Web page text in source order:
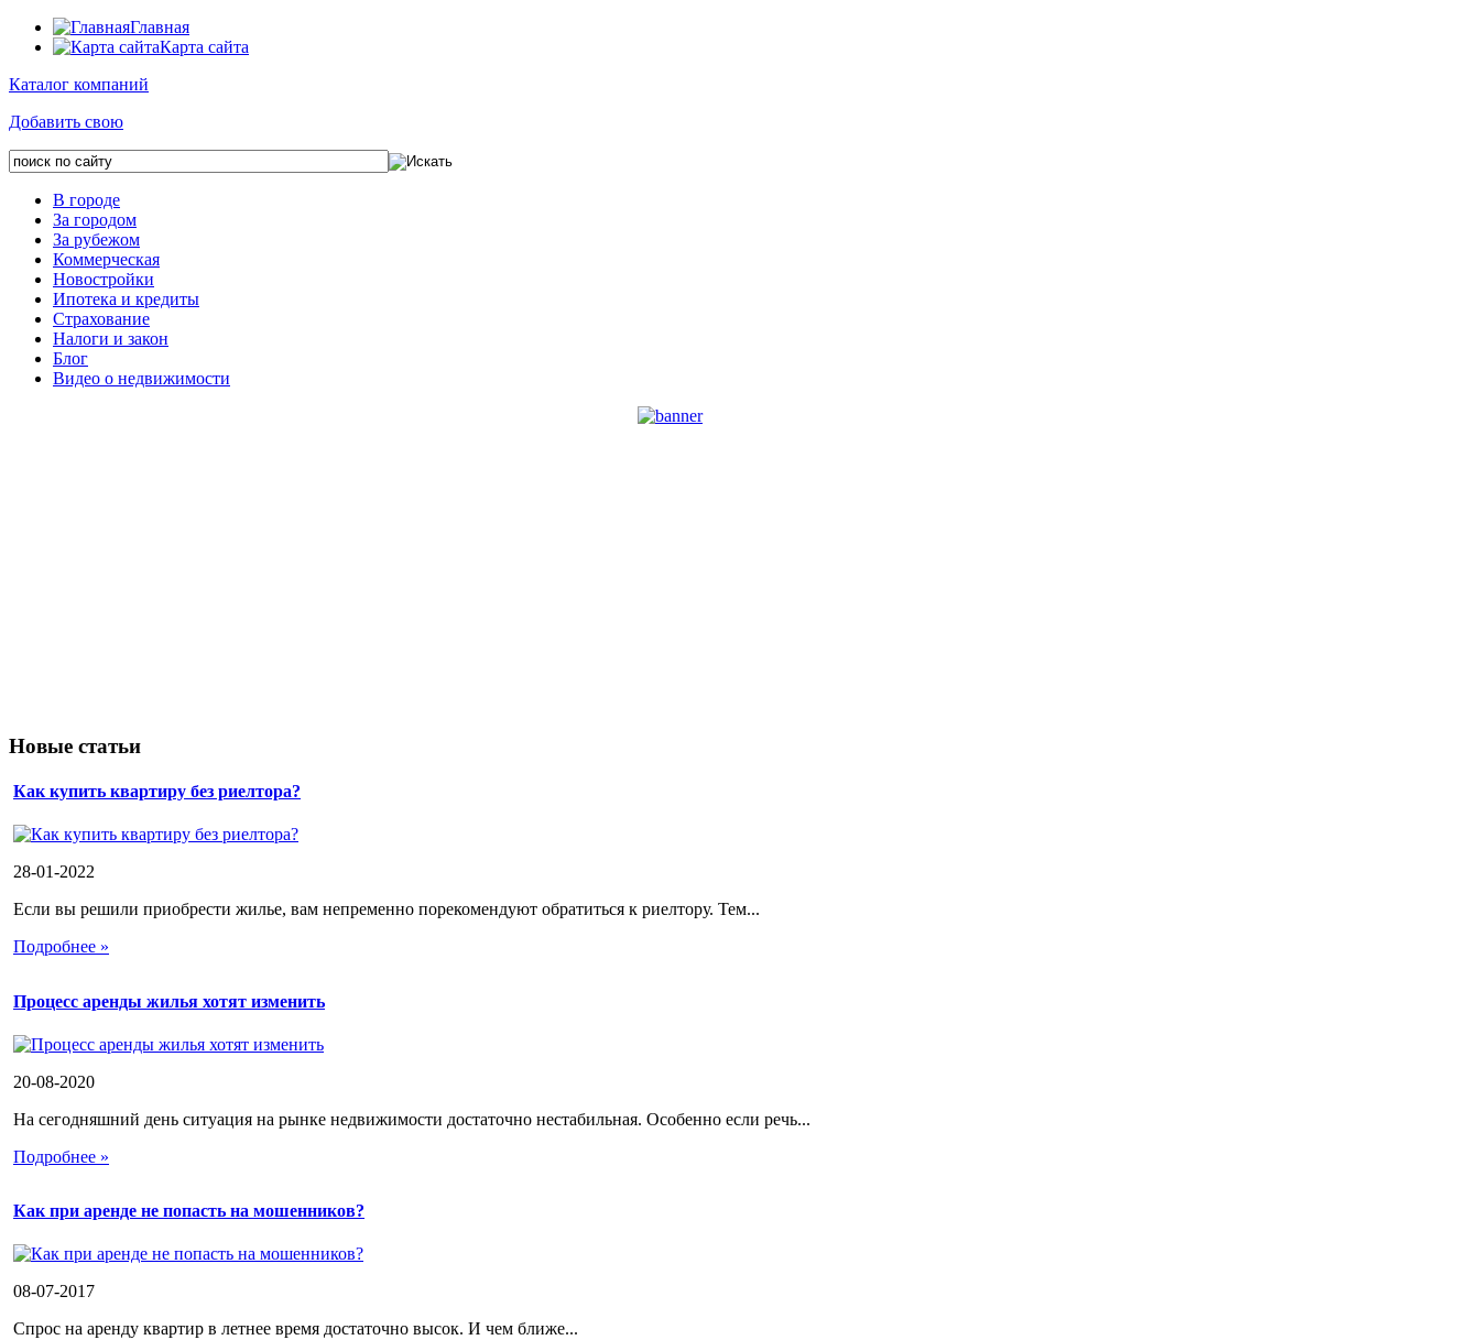
Главная
Карта сайта
Каталог компаний
Добавить свою
В городе
За городом
За рубежом
Коммерческая
Новостройки
Ипотека и кредиты
Страхование
Налоги и закон
Блог
Видео о недвижимости
Новые статьи
Как купить квартиру без риелтора?
28-01-2022
Если вы решили приобрести жилье, вам непременно порекомендуют обратиться к риелтору. Тем...
Подробнее »
Процесс аренды жилья хотят изменить
20-08-2020
На сегодняшний день ситуация на рынке недвижимости достаточно нестабильная. Особенно если речь...
Подробнее »
Как при аренде не попасть на мошенников?
08-07-2017
Спрос на аренду квартир в летнее время достаточно высок. И чем ближе...